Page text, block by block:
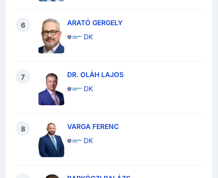
6
ARATÓ GERGELY
DK
7
DR. OLÁH LAJOS
DK
8
VARGA FERENC
DK